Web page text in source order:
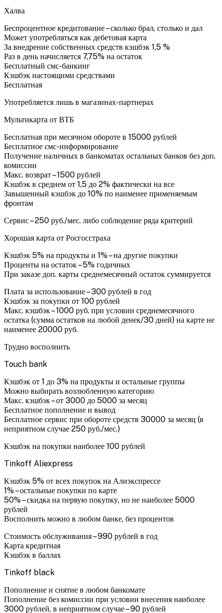
Халва
Беспроцентное кредитование – сколько брал, столько и дал
Может употребляться как дебетовая карта
За внедрение собственных средств кэшбэк 1,5 %
Раз в день начисляется 7,75% на остаток
Бесплатный смс-банкинг
Кэшбэк настоящими средствами
Бесплатная
Употребляется лишь в магазинах-партнерах
Мультикарта от ВТБ
Бесплатная при месячном обороте в 15000 рублей
Бесплатное смс-информирование
Получение наличных в банкоматах остальных банков без доп.
комиссии
Макс. возврат – 1500 рублей
Кэшбэк в среднем от 1,5 до 2% фактически на все
Завышенный кэшбэк до 10% по наименее применяемым
фронтам
Сервис – 250 руб./мес. либо соблюдение ряда критерий
Хорошая карта от Росгосстраха
Кэшбэк 5% на продукты и 1% – на другие покупки
Проценты на остаток – 5% годичных
При заказе доп. карты среднемесячный остаток суммируется
Плата за использование – 300 рублей в год
Кэшбэк за покупки от 100 рублей
Макс. кэшбэк – 1000 руб. при условии среднемесячного
остатка (сумма остатков на любой денек/30 дней) на карте не
наименее 20000 руб.
Трудно восполнить
Touch bank
Кэшбэк от 1 до 3% на продукты и остальные группы
Можно выбирать возлюбленную категорию
Макс. кэшбэк – от 3000 до 5000 за месяц
Бесплатное пополнение и вывод
Бесплатное сервис при обороте средств 30000 за месяц (в
неприятном случае 250 руб./мес.)
Кэшбэк на покупки наиболее 100 рублей
Tinkoff Aliexpress
Кэшбэк 5% от всех покупок на Алиэкспрессе
1% – остальные покупки по карте
50% – скидка на первую покупку, но не наиболее 5000
рублей
Восполнить можно в любом банке, без процентов
Стоимость обслуживания – 990 рублей в год
Карта кредитная
Кэшбэк в баллах
Tinkoff black
Пополнение и снятие в любом банкомате
Пополнение без комиссии при условии внесения наиболее
3000 рублей, в неприятном случае – 90 рублей